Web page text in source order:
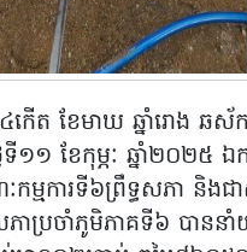
៤កើត ខែមាឃ ឆ្នាំរោង ឆ
១១ ខែកុម្ភៈ ឆ្នាំ២០២៥​ ឯ
កម្មការទី៦ព្រឹទ្ធសភា និង
ាប្រចាំភូមិភាគ​ទី៦ បាននាំ